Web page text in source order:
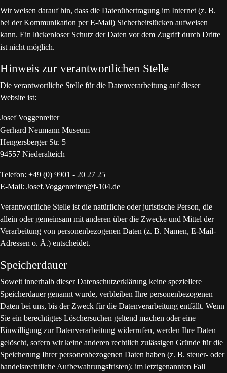
Wir weisen darauf hin, dass die Datenübertragung im Internet (z. B.
bei der Kommunikation per E-Mail) Sicherheitslücken aufweisen
kann. Ein lückenloser Schutz der Daten vor dem Zugriff durch Dritte
ist nicht möglich.
Hinweis zur verantwortlichen Stelle
Die verantwortliche Stelle für die Datenverarbeitung auf dieser
Website ist:
Josef Voggenreiter
Gerhard Neumann Museum
Hengersberger Str. 5
94557 Niederalteich
Telefon: +49 (0) 9901 - 20 27 25
E-Mail: Josef.Voggenreiter@f-104.de
Verantwortliche Stelle ist die natürliche oder juristische Person, die
allein oder gemeinsam mit anderen über die Zwecke und Mittel der
Verarbeitung von personenbezogenen Daten (z. B. Namen, E-Mail-
Adressen o. Ä.) entscheidet.
Speicherdauer
Soweit innerhalb dieser Datenschutzerklärung keine speziellere
Speicherdauer genannt wurde, verbleiben Ihre personenbezogenen
Daten bei uns, bis der Zweck für die Datenverarbeitung entfällt. Wenn
Sie ein berechtigtes Löschersuchen geltend machen oder eine
Einwilligung zur Datenverarbeitung widerrufen, werden Ihre Daten
gelöscht, sofern wir keine anderen rechtlich zulässigen Gründe für die
Speicherung Ihrer personenbezogenen Daten haben (z. B. steuer- oder
handelsrechtliche Aufbewahrungsfristen); im letztgenannten Fall